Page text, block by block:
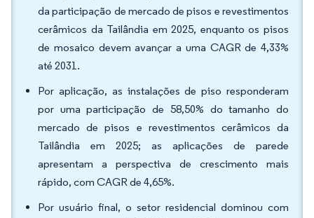
da participação de mercado de pisos e revestimentos
cerâmicos da Tailândia em 2025, enquanto os pisos
de mosaico devem avançar a uma CAGR de 4,33%
até 2031.
Por aplicação, as instalações de piso responderam
por uma participação de 58,50% do tamanho do
mercado de pisos e revestimentos cerâmicos da
Tailândia em 2025; as aplicações de parede
apresentam a perspectiva de crescimento mais
rápido, com CAGR de 4,65%.
Por usuário final, o setor residencial dominou com